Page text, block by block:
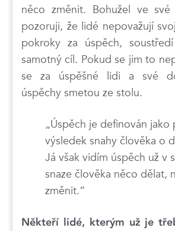
něco změnit. Bohužel ve
pozoruji, že lidé nepovažují
pokroky za úspěch,
samotný cíl. Pokud se jim to
se za úspěšné lidi a své
úspěchy smetou ze stolu.
„Úspěch je definován jako
výsledek snahy člověka o
Já však vidím úspěch už v
snaze člověka něco dělat,
změnit.“
Někteří lidé, kterým už je